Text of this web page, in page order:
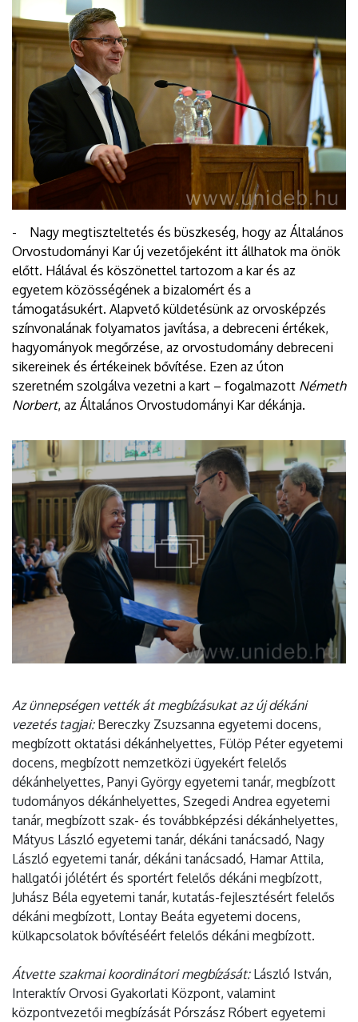
- Nagy megtiszteltetés és büszkeség, hogy az Általános
Orvostudományi Kar új vezetőjeként itt állhatok ma önök
előtt. Hálával és köszönettel tartozom a kar és az
egyetem közösségének a bizalomért és a
támogatásukért. Alapvető küldetésünk az orvosképzés
színvonalának folyamatos javítása, a debreceni értékek,
hagyományok megőrzése, az orvostudomány debreceni
sikereinek és értékeinek bővítése. Ezen az úton
szeretném szolgálva vezetni a kart – fogalmazott Németh
Norbert, az Általános Orvostudományi Kar dékánja.
Az ünnepségen vették át megbízásukat az új dékáni
vezetés tagjai: Bereczky Zsuzsanna egyetemi docens,
megbízott oktatási dékánhelyettes, Fülöp Péter egyetemi
docens, megbízott nemzetközi ügyekért felelős
dékánhelyettes, Panyi György egyetemi tanár, megbízott
tudományos dékánhelyettes, Szegedi Andrea egyetemi
tanár, megbízott szak- és továbbképzési dékánhelyettes,
Mátyus László egyetemi tanár, dékáni tanácsadó, Nagy
László egyetemi tanár, dékáni tanácsadó, Hamar Attila,
hallgatói jólétért és sportért felelős dékáni megbízott,
Juhász Béla egyetemi tanár, kutatás-fejlesztésért felelős
dékáni megbízott, Lontay Beáta egyetemi docens,
külkapcsolatok bővítéséért felelős dékáni megbízott.
Átvette szakmai koordinátori megbízását: László István,
Interaktív Orvosi Gyakorlati Központ, valamint
központvezetői megbízását Pórszász Róbert egyetemi